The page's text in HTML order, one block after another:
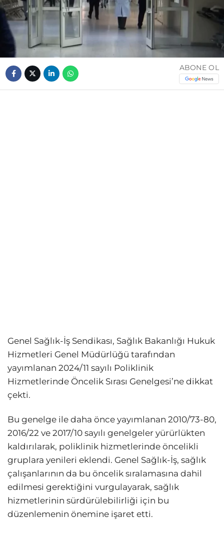
ABONE OL
Genel Sağlık-İş Sendikası, Sağlık Bakanlığı Hukuk
Hizmetleri Genel Müdürlüğü tarafından
yayımlanan 2024/11 sayılı Poliklinik
Hizmetlerinde Öncelik Sırası Genelgesi’ne dikkat
çekti.
Bu genelge ile daha önce yayımlanan 2010/73-80,
2016/22 ve 2017/10 sayılı genelgeler yürürlükten
kaldırılarak, poliklinik hizmetlerinde öncelikli
gruplara yenileri eklendi. Genel Sağlık-İş, sağlık
çalışanlarının da bu öncelik sıralamasına dahil
edilmesi gerektiğini vurgulayarak, sağlık
hizmetlerinin sürdürülebilirliği için bu
düzenlemenin önemine işaret etti.